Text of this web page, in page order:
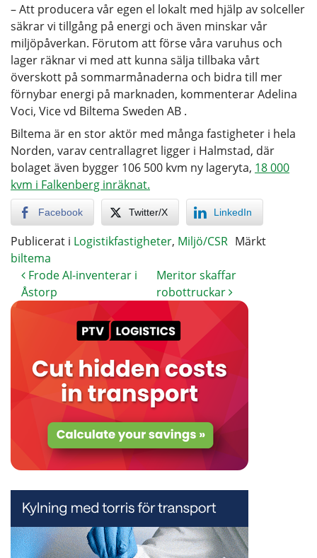
– Att producera vår egen el lokalt med hjälp av solceller
säkrar vi tillgång på energi och även minskar vår
miljöpåverkan. Förutom att förse våra varuhus och
lager räknar vi med att kunna sälja tillbaka vårt
överskott på sommarmånaderna och bidra till mer
förnybar energi på marknaden, kommenterar Adelina
Voci, Vice vd Biltema Sweden AB .
Biltema är en stor aktör med många fastigheter i hela
Norden, varav centrallagret ligger i Halmstad, där
bolaget även bygger 106 500 kvm ny lageryta, 18 000
kvm i Falkenberg inräknat.
Facebook Twitter/X LinkedIn
Publicerat i Logistikfastigheter, Miljö/CSR Märkt
biltema
Frode AI-inventerar i
Åstorp
Meritor skaffar
robottruckar